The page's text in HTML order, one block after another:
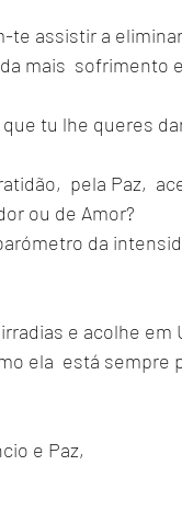
assistir a
mais  sofrimento
tu lhe queres
pela Paz,
ou de Amor?
da
e acolhe em
ela  está
e Paz,